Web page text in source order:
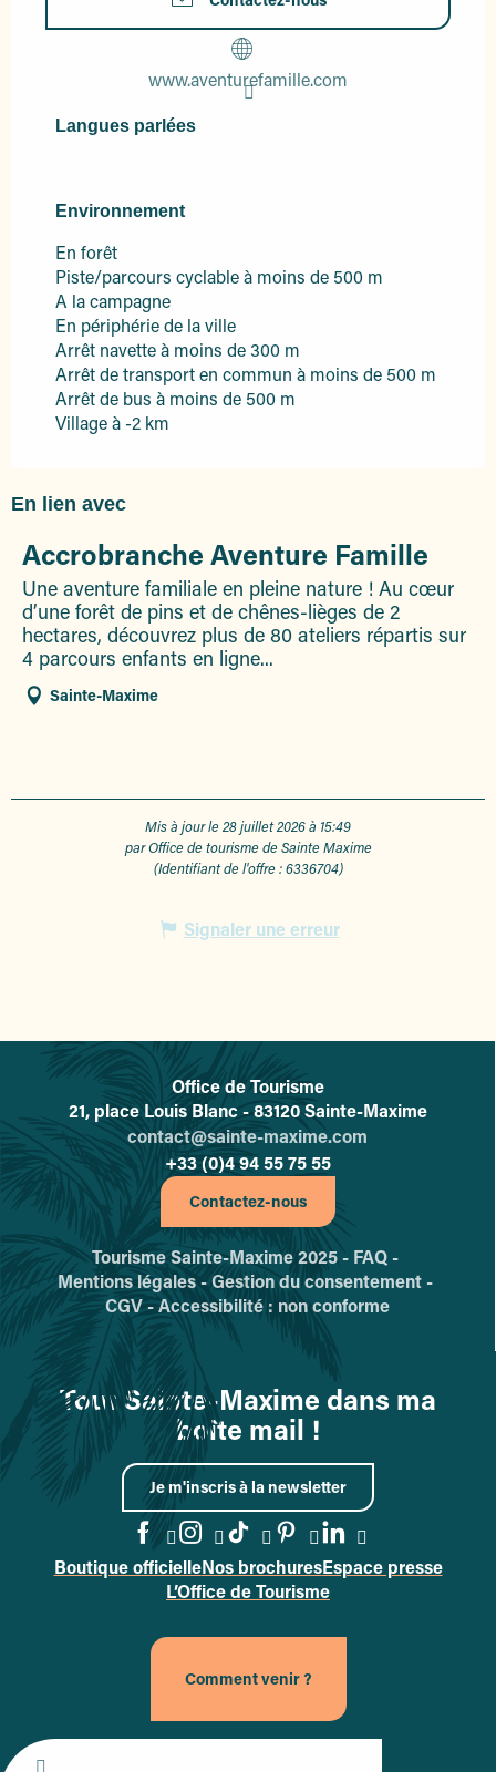
www.aventurefamille.com
Langues parlées
Langues parlées
Environnement
Environnement
En forêt
Piste/parcours cyclable à moins de 500 m
A la campagne
En périphérie de la ville
Arrêt navette à moins de 300 m
Arrêt de transport en commun à moins de 500 m
Arrêt de bus à moins de 500 m
Village à -2 km
En lien avec
Accrobranche Aventure Famille
Une aventure familiale en pleine nature ! Au cœur
d’une forêt de pins et de chênes-lièges de 2
hectares, découvrez plus de 80 ateliers répartis sur
4 parcours enfants en ligne...
Sainte-Maxime
Mis à jour le 28 juillet 2026 à 15:49
par Office de tourisme de Sainte Maxime
(Identifiant de l'offre :6336704)
Signaler une erreur
L'office de tourisme de Sainte-
Office de Tourisme
21, place Louis Blanc - 83120 Sainte-Maxime
contact@sainte-maxime.com
+33 (0)4 94 55 75 55
Contactez-nous
Tourisme Sainte-Maxime 2025 - FAQ -
Mentions légales -Gestion du consentement -
CGV -Accessibilité : non conforme
Tout Sainte-Maxime dans ma
boîte mail !
Je m'inscris à la newsletter
Accéder à la page Facebook
Accéder à la page
Accéder à la page
Accéder à la
Accéder à la
Boutique officielleNos brochuresEspace presse
L’Office de Tourisme
Comment venir ?